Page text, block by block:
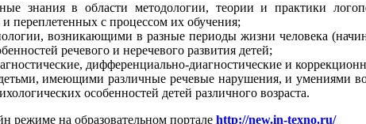
знания в области методологии, теории и практики
переплетенных с процессом их обучения;
возникающими в разные периоды жизни человека
речевого и неречевого развития детей;
дифференциально-диагностические и
имеющими различные речевые нарушения, и умениями
особенностей детей различного возраста.
режиме на образовательном портале http://new.in-texno.ru/